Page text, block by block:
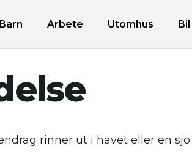
Barn Arbete Utomhus Bil
rinner ut i havet eller en sjö.